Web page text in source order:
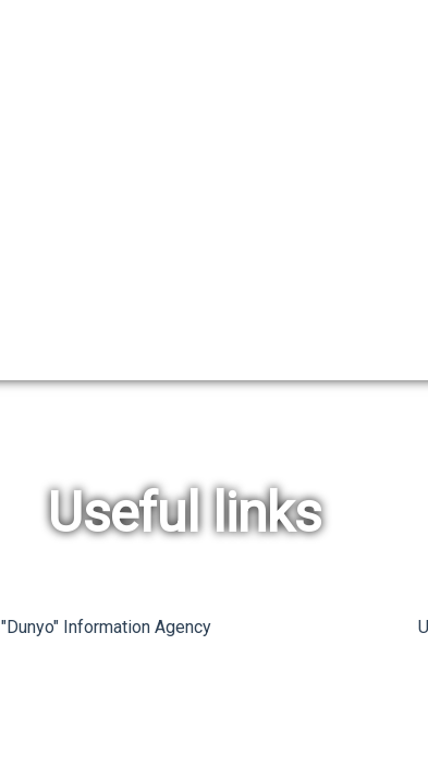
Useful links
"Dunyo" Information Agency